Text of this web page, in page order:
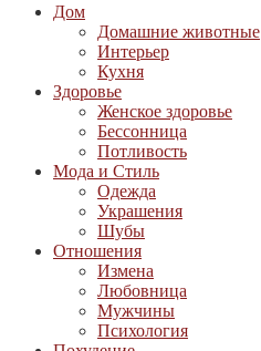
Дом
Домашние животные
Интерьер
Кухня
Здоровье
Женское здоровье
Бессонница
Потливость
Мода и Стиль
Одежда
Украшения
Шубы
Отношения
Измена
Любовница
Мужчины
Психология